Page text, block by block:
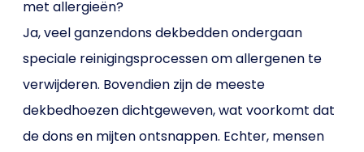
met allergieën?
Ja, veel ganzendons dekbedden ondergaan
speciale reinigingsprocessen om allergenen te
verwijderen. Bovendien zijn de meeste
dekbedhoezen dichtgeweven, wat voorkomt dat
de dons en mijten ontsnappen. Echter, mensen